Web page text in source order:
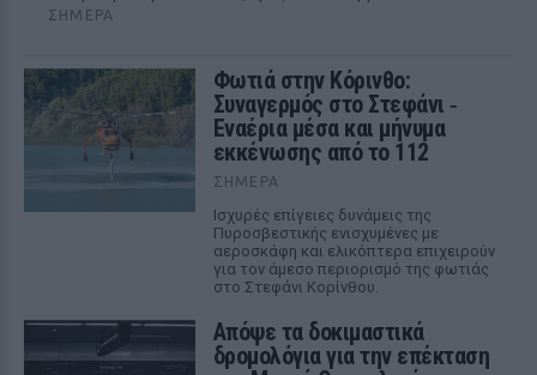
ΣΉΜΕΡΑ
Φωτιά στην Κόρινθο:
Συναγερμός στο Στεφάνι ‑
Εναέρια μέσα και μήνυμα
εκκένωσης από το 112
ΣΉΜΕΡΑ
Ισχυρές επίγειες δυνάμεις της
Πυροσβεστικής ενισχυμένες με
αεροσκάφη και ελικόπτερα επιχειρούν
για τον άμεσο περιορισμό της φωτιάς
στο Στεφάνι Κορίνθου.
Απόψε τα δοκιμαστικά
δρομολόγια για την επέκταση